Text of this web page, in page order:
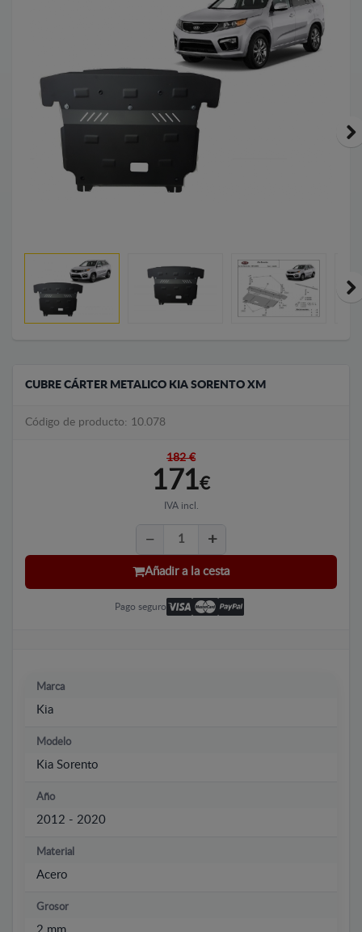
CUBRE CÁRTER METALICO KIA SORENTO XM
Código de producto: 10.078
182 €
171€
IVA incl.
Añadir a la cesta
Pago seguro
Marca
Kia
Modelo
Kia Sorento
Año
2012 - 2020
Material
Acero
Grosor